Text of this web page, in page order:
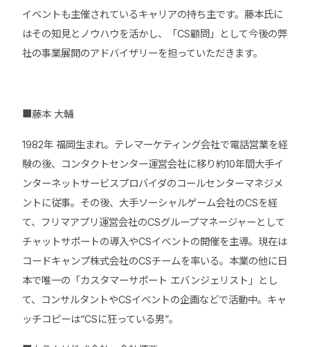
イベントも主催されているキャリアの持ち主です。藤本氏に
はその知見とノウハウを活かし、「CS顧問」として今後の弊
社の事業展開のアドバイザリーを担っていただきます。
■藤本 大輔
1982年 福岡生まれ。テレマーケティング会社で電話営業を経
験の後、コンタクトセンター運営会社に移り約10年間大手イ
ンターネットサービスプロバイダのコールセンターマネジメ
ントに従事。その後、大手ソーシャルゲーム会社のCSを経
て、フリマアプリ運営会社のCSグループマネージャーとして
チャットサポートの導入やCSイベントの開催を主導。現在は
コードキャンプ株式会社のCSチームを率いる。本業の他に日
本で唯一の「カスタマーサポート エバンジェリスト」とし
て、コンサルタントやCSイベントの企画などで活動中。キャ
ッチコピーは“CSに狂っている男”。